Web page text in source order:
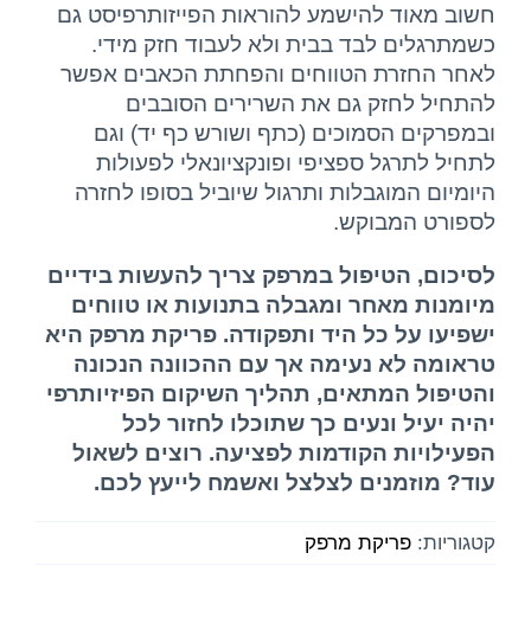
חשוב מאוד להישמע להוראות הפייזותרפיסט גם
כשמתרגלים לבד בבית ולא לעבוד חזק מידי.
לאחר החזרת הטווחים והפחתת הכאבים אפשר
להתחיל לחזק גם את השרירים הסובבים
ובמפרקים הסמוכים (כתף ושורש כף יד) וגם
לתחיל לתרגל ספציפי ופונקציונאלי לפעולות
היומיום המוגבלות ותרגול שיוביל בסופו לחזרה
לספורט המבוקש.
לסיכום, הטיפול במרפק צריך להעשות בידיים
מיומנות מאחר ומגבלה בתנועות או טווחים
ישפיעו על כל היד ותפקודה. פריקת מרפק היא
טראומה לא נעימה אך עם ההכוונה הנכונה
והטיפול המתאים, תהליך השיקום הפיזיותרפי
יהיה יעיל ונעים כך שתוכלו לחזור לכל
הפעילויות הקודמות לפציעה. רוצים לשאול
עוד? מוזמנים לצלצל ואשמח לייעץ לכם.
קטגוריות: פריקת מרפק